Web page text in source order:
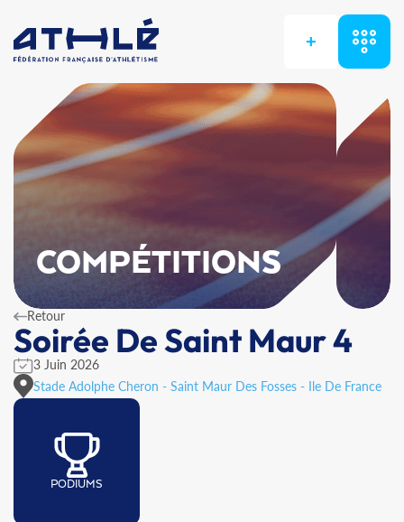
+
COMPÉTITIONS
Retour
Soirée De Saint Maur 4
3 Juin 2026
Stade Adolphe Cheron - Saint Maur Des Fosses - Ile De France
PODIUMS